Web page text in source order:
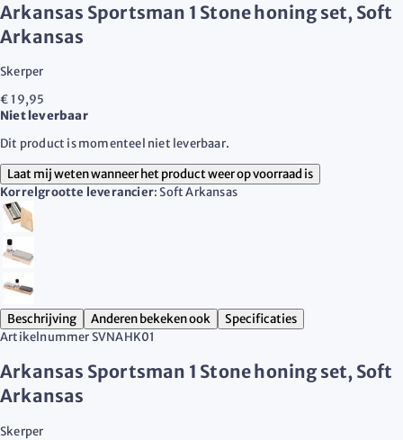
Arkansas Sportsman 1 Stone honing set, Soft
Arkansas
Skerper
€ 19,95
Niet leverbaar
Dit product is momenteel niet leverbaar.
Laat mij weten wanneer het product weer op voorraad is
Korrelgrootte leverancier:Soft Arkansas
Beschrijving Anderen bekeken ook
Specificaties
ArtikelnummerSVNAHK01
Arkansas Sportsman 1 Stone honing set, Soft
Arkansas
Skerper